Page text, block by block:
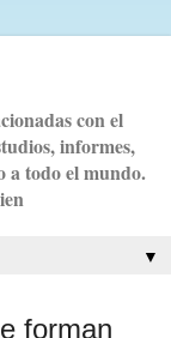
con el
informes,
a todo el mundo.
▼
forman